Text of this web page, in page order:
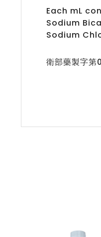
Each mL
Sodium
Sodium
衛部藥製字第